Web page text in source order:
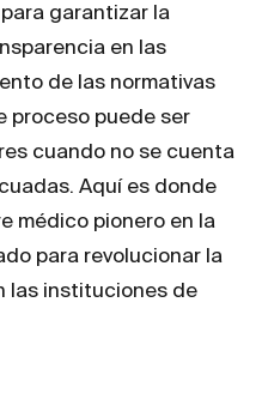
garantizar la
en las
de las normativas
proceso puede ser
cuando no se cuenta
Aquí es donde
médico pionero en la
para revolucionar la
las instituciones de